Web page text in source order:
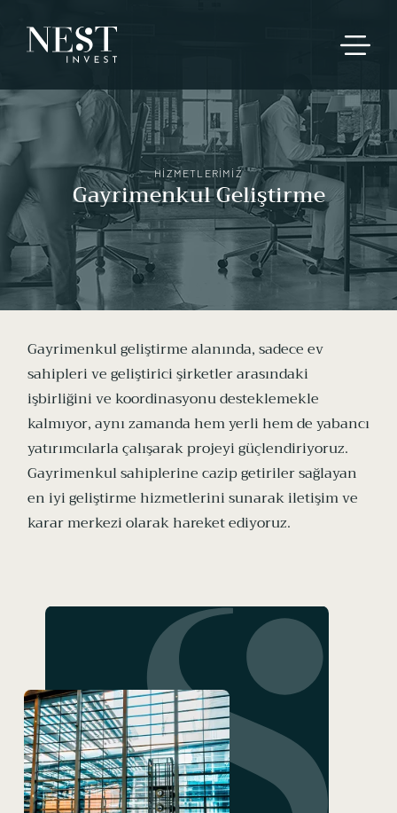
HİZMETLERİMİZ
Gayrimenkul Geliştirme
Gayrimenkul geliştirme alanında, sadece ev
sahipleri ve geliştirici şirketler arasındaki
işbirliğini ve koordinasyonu desteklemekle
kalmıyor, aynı zamanda hem yerli hem de yabancı
yatırımcılarla çalışarak projeyi güçlendiriyoruz.
Gayrimenkul sahiplerine cazip getiriler sağlayan
en iyi geliştirme hizmetlerini sunarak iletişim ve
karar merkezi olarak hareket ediyoruz.